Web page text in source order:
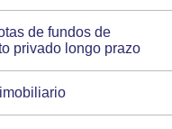
de fundos de
privado longo prazo